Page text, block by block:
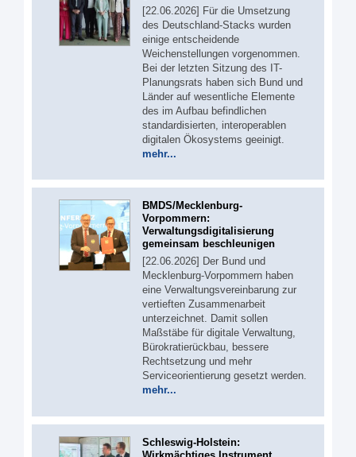
[22.06.2026] Für die Umsetzung
des Deutschland-Stacks wurden
einige entscheidende
Weichenstellungen vorgenommen.
Bei der letzten Sitzung des IT-
Planungsrats haben sich Bund und
Länder auf wesentliche Elemente
des im Aufbau befindlichen
standardisierten, interoperablen
digitalen Ökosystems geeinigt.
mehr...
BMDS/Mecklenburg-
Vorpommern:
Verwaltungsdigitalisierung
gemeinsam beschleunigen
[22.06.2026] Der Bund und
Mecklenburg-Vorpommern haben
eine Verwaltungsvereinbarung zur
vertieften Zusammenarbeit
unterzeichnet. Damit sollen
Maßstäbe für digitale Verwaltung,
Bürokratierückbau, bessere
Rechtsetzung und mehr
Serviceorientierung gesetzt werden.
mehr...
Schleswig-Holstein: